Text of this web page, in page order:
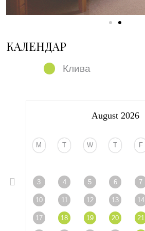
КАЛЕНДАР
Клива
August 2026
M T W T F
3 4 5 6 7
10 11 12 13 14
17 18 19 20 21